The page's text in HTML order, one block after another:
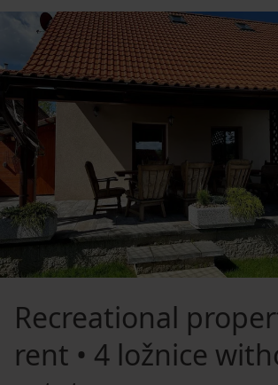
Recreational
rent • 4 ložnice